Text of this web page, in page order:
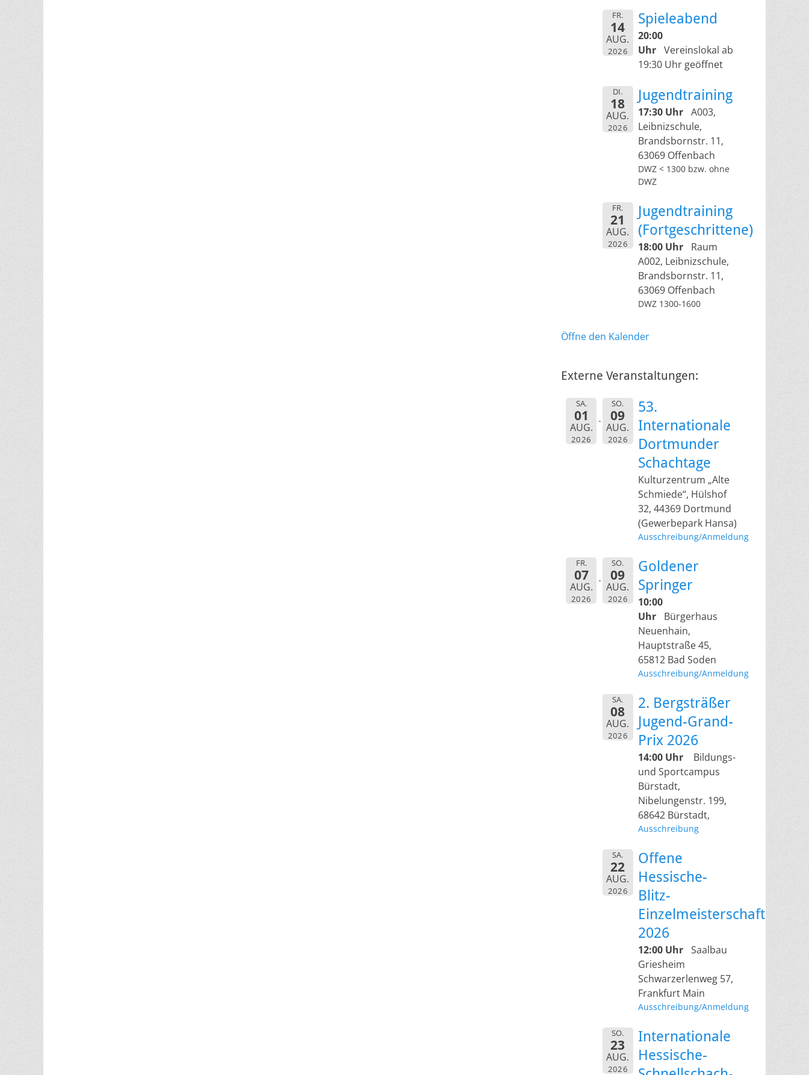
FR.
14
AUG.
2026
Spieleabend
20:00
Uhr Vereinslokal ab
19:30 Uhr geöffnet
DI.
18
AUG.
2026
Jugendtraining
17:30 Uhr A003,
Leibnizschule,
Brandsbornstr. 11,
63069 Offenbach
DWZ < 1300 bzw. ohne
DWZ
FR.
21
AUG.
2026
Jugendtraining
(Fortgeschrittene)
18:00 Uhr
Raum
A002, Leibnizschule,
Brandsbornstr. 11,
63069 Offenbach
DWZ 1300-1600
Öffne den Kalender
Externe Veranstaltungen:
SA.
01
AUG.
2026
SO.
09
AUG.
2026
53.
Internationale
Dortmunder
Schachtage
Kulturzentrum „Alte
Schmiede“, Hülshof
32, 44369 Dortmund
(Gewerbepark Hansa)
Ausschreibung/Anmeldung
FR.
07
AUG.
2026
SO.
09
AUG.
2026
Goldener
Springer
10:00
Uhr
Bürgerhaus
Neuenhain,
Hauptstraße 45,
65812 Bad Soden
Ausschreibung/Anmeldung
SA.
08
AUG.
2026
2. Bergsträßer
Jugend-Grand-
Prix 2026
14:00 Uhr
Bildungs-
und Sportcampus
Bürstadt,
Nibelungenstr. 199,
68642 Bürstadt,
Ausschreibung
SA.
22
AUG.
2026
Offene
Hessische-
Blitz-
Einzelmeisterschaft
2026
12:00 Uhr Saalbau
Griesheim
Schwarzerlenweg 57,
Frankfurt Main
Ausschreibung/Anmeldung
SO.
23
AUG.
2026
Internationale
Hessische-